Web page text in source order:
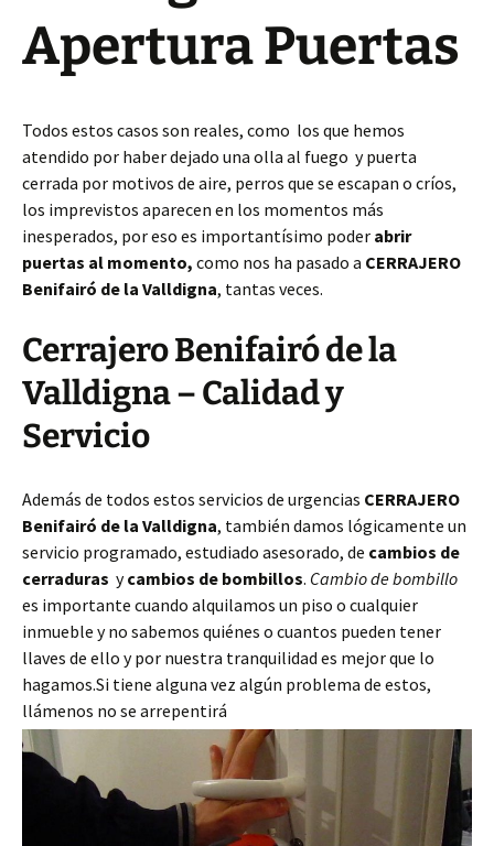
Apertura Puertas
Todos estos casos son reales, como los que hemos
atendido por haber dejado una olla al fuego y puerta
cerrada por motivos de aire, perros que se escapan o críos,
los imprevistos aparecen en los momentos más
inesperados, por eso es importantísimo poder abrir
puertas al momento, como nos ha pasado a CERRAJERO
Benifairó de la Valldigna, tantas veces.
Cerrajero Benifairó de la
Valldigna – Calidad y
Servicio
Además de todos estos servicios de urgencias CERRAJERO
Benifairó de la Valldigna, también damos lógicamente un
servicio programado, estudiado asesorado, de cambios de
cerraduras ycambios de bombillos. Cambio de bombillo
es importante cuando alquilamos un piso o cualquier
inmueble y no sabemos quiénes o cuantos pueden tener
llaves de ello y por nuestra tranquilidad es mejor que lo
hagamos.Si tiene alguna vez algún problema de estos,
llámenos no se arrepentirá